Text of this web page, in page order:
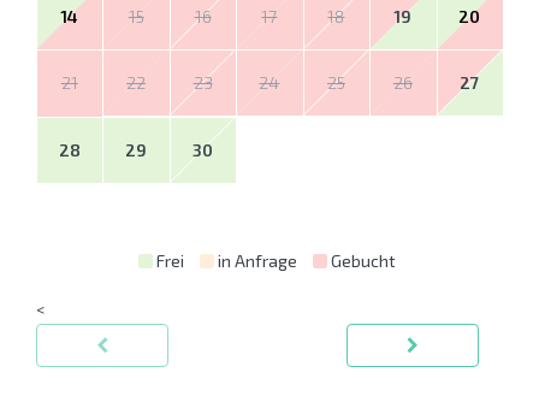
14 15 16 17 18 19 20
21 22 23 24 25 26 27
28 29 30
Frei in Anfrage Gebucht
<